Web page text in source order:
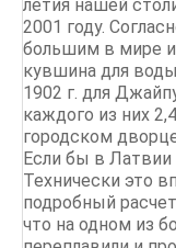
летия нашей
2001 году.
большим в мире
кувшина для
1902 г. для
каждого из них
городском
Если бы в Латвии
Технически это
подробный
что на одном из